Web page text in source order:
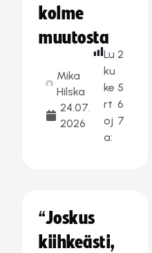
kolme
muutosta
Mika
Hilska
24.07.
2026
Lu
ku
ke
rt
oj
a:
2
5
6
7
“Joskus
kiihkeästi,